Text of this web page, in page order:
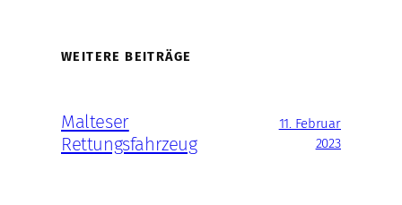
WEITERE BEITRÄGE
Malteser
Rettungsfahrzeug
11. Februar
2023